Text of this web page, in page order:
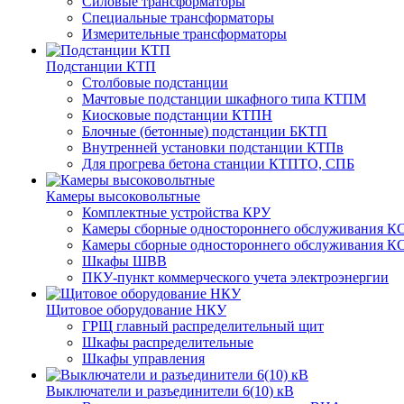
Специальные трансформаторы
Измерительные трансформаторы
Подстанции КТП
Столбовые подстанции
Мачтовые подстанции шкафного типа КТПМ
Киосковые подстанции КТПН
Блочные (бетонные) подстанции БКТП
Внутренней установки подстанции КТПв
Для прогрева бетона станции КТПТО, СПБ
Камеры высоковольтные
Комплектные устройства КРУ
Камеры сборные одностороннего обслуживания
Камеры сборные одностороннего обслуживания
Шкафы ШВВ
ПКУ-пункт коммерческого учета электроэнергии
Щитовое оборудование НКУ
ГРЩ главный распределительный щит
Шкафы распределительные
Шкафы управления
Выключатели и разъединители 6(10) кВ